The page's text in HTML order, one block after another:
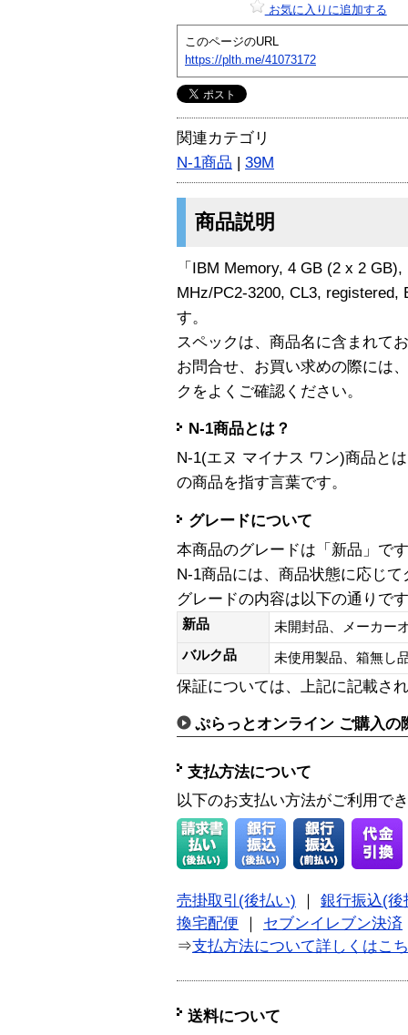
お気に入りに追加する
このページのURL
https://plth.me/41073172
関連カテゴリ
N-1商品 | 39M
商品説明
「IBM Memory, 4 GB (2 x 2
MHz/PC2-3200, CL3, registered,
す。
スペックは、商品名に含まれて
お問合せ、お買い求めの際には
クをよくご確認ください。
N-1商品とは？
N-1(エヌ マイナス ワン)商品と
の商品を指す言葉です。
グレードについて
本商品のグレードは「新品」です
N-1商品には、商品状態に応じ
グレードの内容は以下の通りで
新品
未開封品、メーカー
バルク品
未使用製品、箱無
保証については、上記に記載さ
ぷらっとオンライン ご購入の
支払方法について
以下のお支払い方法がご利用で
売掛取引(後払い)
銀行振込(後
換宅配便
セブンイレブン決済
⇒支払方法について詳しくはこ
送料について